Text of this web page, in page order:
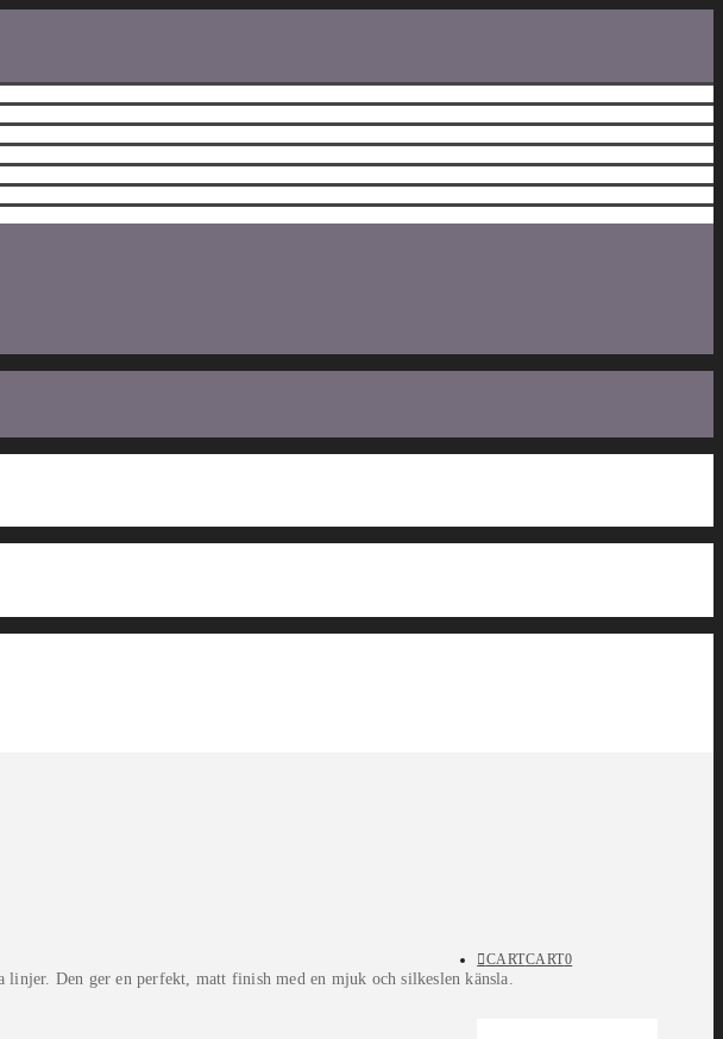
CARTCART0
Den ger en perfekt, matt finish med en mjuk och silkeslen känsla.